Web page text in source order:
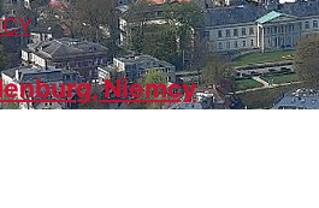
Niemcy